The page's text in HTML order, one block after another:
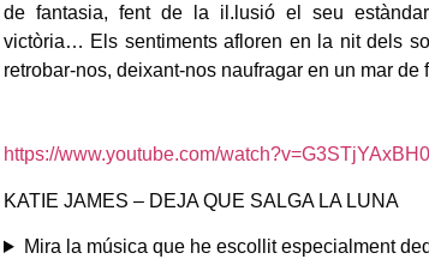
de fantasia, fent de la il.lusió el seu
victòria… Els sentiments afloren en la nit dels
retrobar-nos, deixant-nos naufragar en un mar
https://www.youtube.com/
KATIE JAMES – DEJA QUE SALGA LA LUNA
Mira la música que he escollit especialment